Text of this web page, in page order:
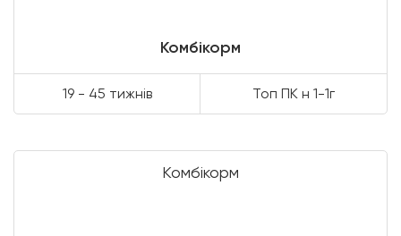
Комбікорм
19 - 45 тижнів Топ ПК н 1-1г
Комбікорм